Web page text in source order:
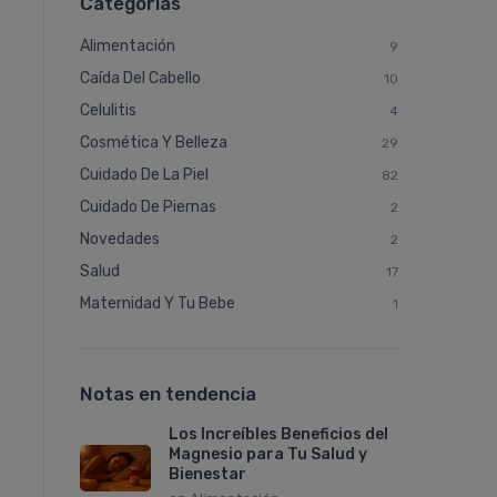
Alimentación 9
Caí­da Del Cabello 10
Celulitis 4
Cosmética Y Belleza 29
Cuidado De La Piel 82
Cuidado De Piernas 2
Novedades 2
Salud 17
Maternidad Y Tu Bebe 1
Notas en tendencia
Los Increíbles Beneficios del
Magnesio para Tu Salud y
Bienestar